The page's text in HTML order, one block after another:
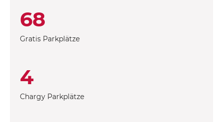
68
Gratis Parkplätze
4
Chargy Parkplätze